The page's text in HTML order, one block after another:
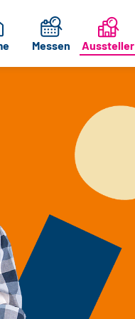
Messen Aussteller